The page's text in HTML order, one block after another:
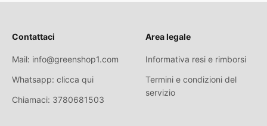
Contattaci
Mail: info@greenshop1.com
Whatsapp: clicca qui
Chiamaci: 3780681503
Area legale
Informativa resi e rimborsi
Termini e condizioni del
servizio